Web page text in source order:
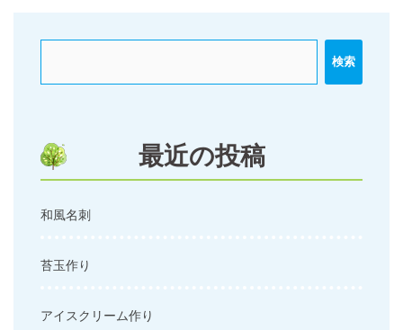
ゲ
ン
検索
最近の投稿
和風名刺
苔玉作り
アイスクリーム作り